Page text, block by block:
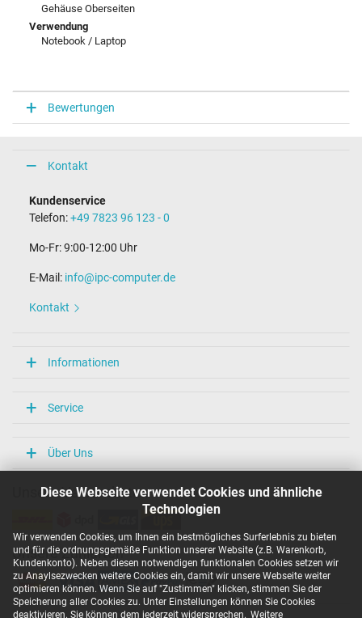
Diese Webseite verwendet Cookies und ähnliche
Technologien
Wir verwenden Cookies, um Ihnen ein bestmögliches Surferlebnis zu bieten
und für die ordnungsgemäße Funktion unserer Website (z.B. Warenkorb,
Kundenkonto). Neben diesen notwendigen funktionalen Cookies setzen wir
zu Anaylsezwecken weitere Cookies ein, damit wir unsere Webseite weiter
optimieren können. Wenn Sie auf "Zustimmen" klicken, stimmen Sie der
Speicherung aller Cookies zu. Unter Einstellungen können Sie Cookies
deaktivieren. Sie können dem jederzeit widersprechen. Weitere
Gehäuse Oberseiten
Verwendung
Notebook / Laptop
Bewertungen
Kontakt
Kundenservice
Telefon:+49 7823 96 123 - 0
Mo-Fr: 9:00-12:00 Uhr
E-Mail: info@ipc-computer.de
Kontakt
Informationen
Service
Über Uns
Unsere Versandarten
Unsere Zahlarten